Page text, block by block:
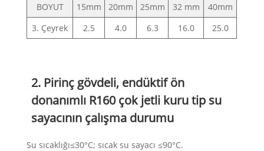
BOYUT 15mm 20mm 25mm 32 mm
40mm
3. Çeyrek
2.5 4.0 6.3 16.0 25.0
2. Pirinç gövdeli, endüktif ön
donanımlı R160 çok jetli kuru tip su
sayacının çalışma durumu
Su sıcaklığı≤30°C; sıcak su sayacı ≤90°C.